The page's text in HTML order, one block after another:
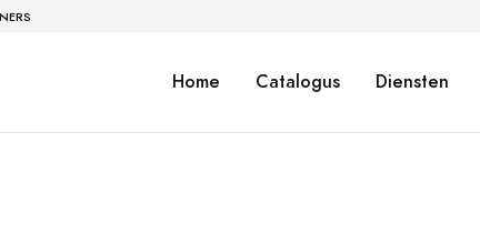
Home Catalogus Diensten